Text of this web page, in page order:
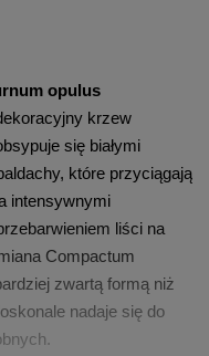
opulus
krzew
się białymi
które przyciągają
intensywnymi
liści na
Compactum
zwartą formą niż
nadaje się do